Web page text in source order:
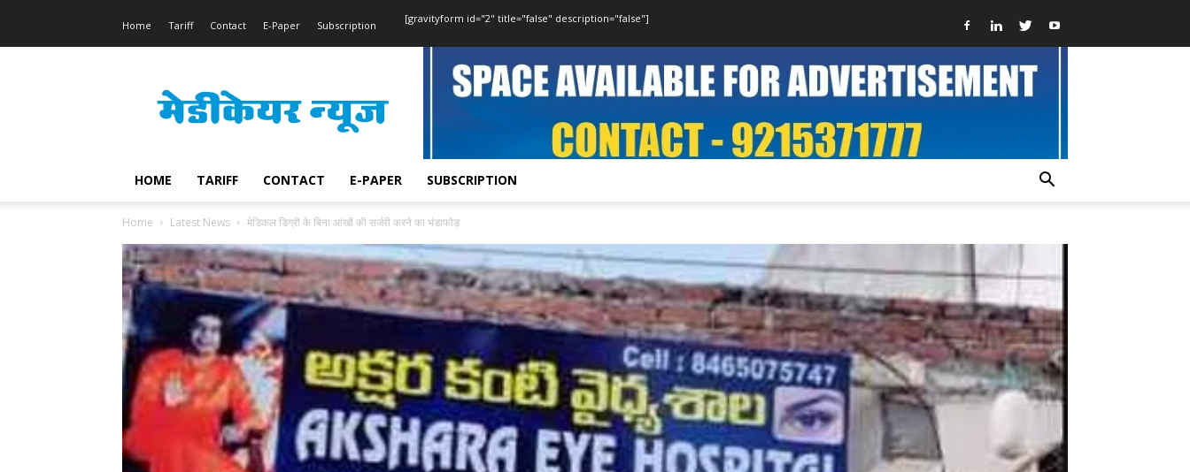
Home Tariff Contact E-Paper Subscription
[gravityform id="2" title="false" description="false"]
News
HOME TARIFF CONTACT E-PAPER SUBSCRIPTION
Home Latest News मेडिकल डिग्री के बिना आंखों की सर्जरी करने का भंडाफोड़